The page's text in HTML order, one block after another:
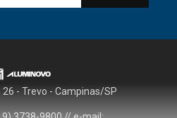
26 - Trevo - Campinas/SP